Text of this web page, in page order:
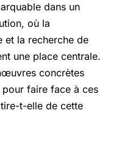
dans un
où la
et la recherche de
une place centrale.
concrètes
faire face à ces
t-elle de cette